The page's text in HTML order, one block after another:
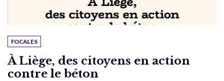
FOCALES
À Liège, des citoyens en action
contre le béton